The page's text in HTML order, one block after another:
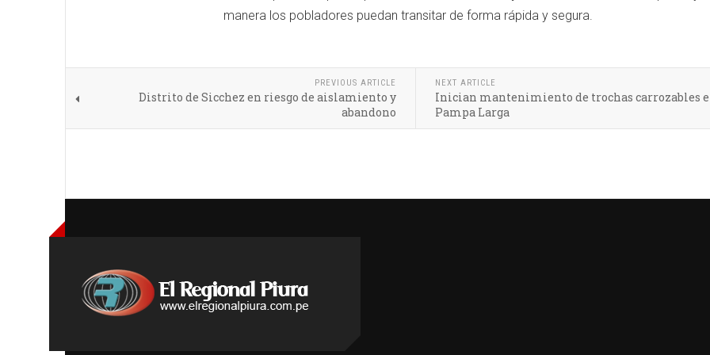
manera los pobladores puedan transitar de forma rápida y segura.
PREVIOUS ARTICLE
Distrito de Sicchez en riesgo de aislamiento y
abandono
NEXT ARTICLE
Inician mantenimiento de trochas carrozables
Pampa Larga